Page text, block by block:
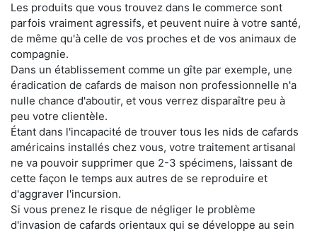
Les produits que vous trouvez dans le commerce sont
parfois vraiment agressifs, et peuvent nuire à votre santé,
de même qu'à celle de vos proches et de vos animaux de
compagnie.
Dans un établissement comme un gîte par exemple, une
éradication de cafards de maison non professionnelle n'a
nulle chance d'aboutir, et vous verrez disparaître peu à
peu votre clientèle.
Étant dans l'incapacité de trouver tous les nids de cafards
américains installés chez vous, votre traitement artisanal
ne va pouvoir supprimer que 2-3 spécimens, laissant de
cette façon le temps aux autres de se reproduire et
d'aggraver l'incursion.
Si vous prenez le risque de négliger le problème
d'invasion de cafards orientaux qui se développe au sein